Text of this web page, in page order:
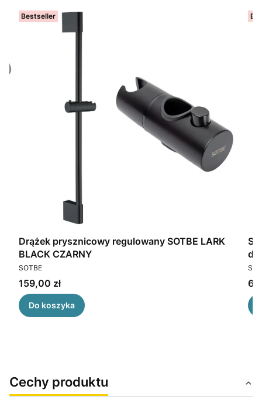
Bestseller
Drążek prysznicowy regulowany SOTBE LARK
BLACK CZARNY
PRODUCENT
SOTBE
Cena
159,00 zł
Do koszyka
Cechy produktu